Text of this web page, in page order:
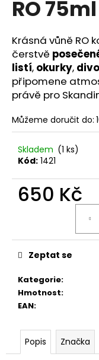
RO 75ml
Krásná vůně RO
čerstvě
listí, okurky,
připomene
právě pro
Můžeme doručit do:
Skladem (1 ks)
Kód: 1421
650 Kč
Kategorie:
Hmotnost:
EAN:
Zeptat se
Popis Značka
a
í
t
?
D
o
r
u
u
e